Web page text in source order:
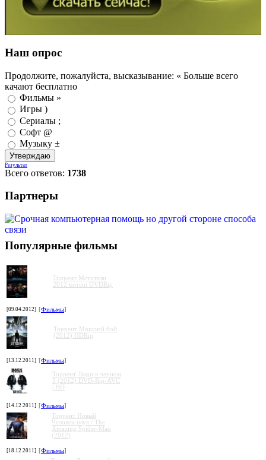
Наш опрос
Продолжите, пожалуйста, высказывание: « Больше всего
качают бесплатно
Фильмы »
Игры )
Сериалы ;
Софт @
Музыку ±
Результат
Всего ответов: 1738
Партнеры
Популярные фильмы
Торрент Мстители
2012 torrent DVDRip
[09.04.2012] [Фильмы]
Торрент Морской бой
(2012) HDRip
[13.12.2011] [Фильмы]
Торрент Люди в черном
3 (2012) DVD-Rip-AVC
| HD
[14.12.2011] [Фильмы]
Торрент Новый
Человек-паук / The
Amazing Spider-Man
(2012)
[18.12.2011] [Фильмы]